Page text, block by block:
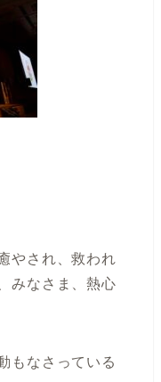
やされ、救われ
みなさま、熱心
もなさっている